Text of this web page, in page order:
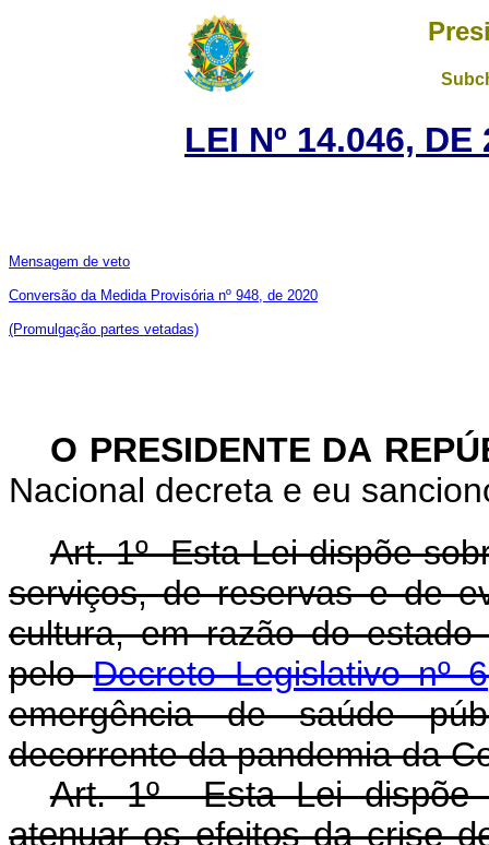
LEI Nº 14.046,
Mensagem de veto
Conversão da Medida Provisória nº 948, de 2020
(Promulgação partes vetadas)
O PRESIDENTE DA
Nacional decreta e eu
Art. 1º Esta Lei dispõe
serviços, de reservas e de
cultura, em razão do estado
peloDecreto Legislativo
emergência de saúde
decorrente da pandemia da
Art. 1º Esta Lei dispõe
atenuar os efeitos da crise